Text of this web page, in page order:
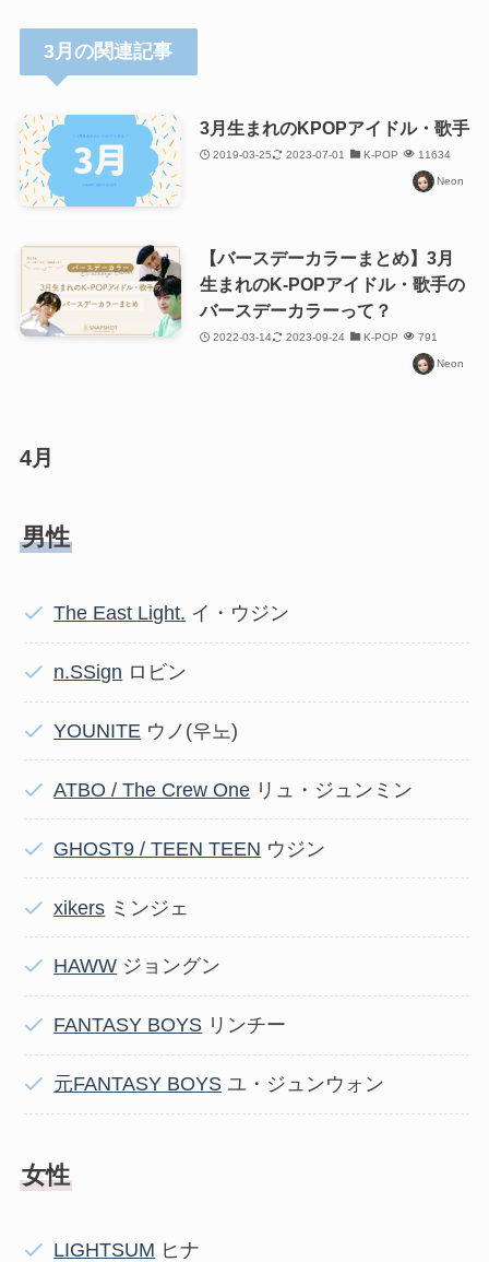
3月の関連記事
3月生まれのKPOPアイドル・歌手
2019-03-25 2023-07-01 K-POP 11634
Neon
【バースデーカラーまとめ】3月
生まれのK-POPアイドル・歌手の
バースデーカラーって？
2022-03-14 2023-09-24 K-POP 791
Neon
4月
男性
The East Light. イ・ウジン
n.SSign ロビン
YOUNITE ウノ(우노)
ATBO / The Crew One リュ・ジュンミン
GHOST9 / TEEN TEEN ウジン
xikers ミンジェ
HAWW ジョングン
FANTASY BOYS リンチー
元FANTASY BOYS ユ・ジュンウォン
女性
LIGHTSUM ヒナ